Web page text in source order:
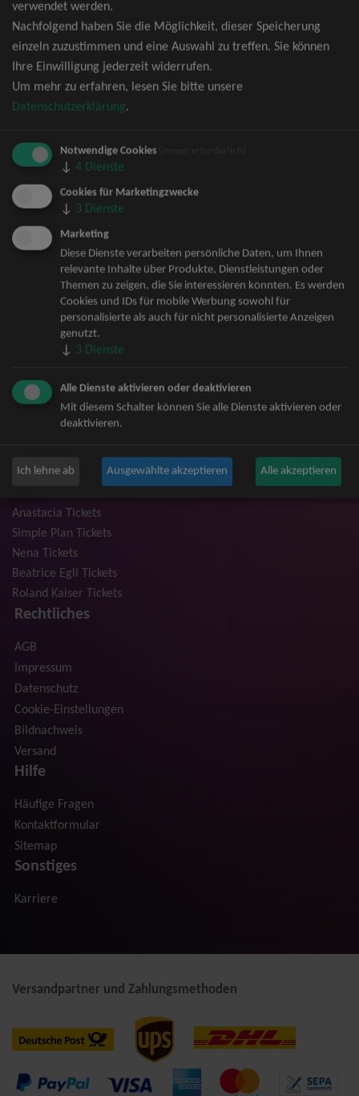
André Rieu Tickets
David Garrett Tickets
Andrea Berg Tickets
Backstreet Boys Tickets
Unheilig Tickets
Santiano Tickets
Bryan Adams Tickets
Andreas Gabalier Tickets
Die Fantastischen Vier Tickets
Herbert Grönemeyer Tickets
Deep Purple Tickets
Howard Carpendale Tickets
Jan Delay & Disko No.1 Tickets
Pur Tickets
Bob Dylan Tickets
Mark Forster Tickets
The Prodigy Tickets
Niedeckens BAP Tickets
Judas Priest Tickets
Trailerpark & Friends Tickets
Anastacia Tickets
Simple Plan Tickets
Nena Tickets
Beatrice Egli Tickets
Roland Kaiser Tickets
Rechtliches
AGB
Impressum
Datenschutz
Cookie-Einstellungen
Bildnachweis
Versand
Hilfe
Häufige Fragen
Kontaktformular
Sitemap
Sonstiges
Karriere
Versandpartner und Zahlungsmethoden
verwendet werden.
Nachfolgend haben Sie die Möglichkeit, dieser Speicherung
einzeln zuzustimmen und eine Auswahl zu treffen. Sie können
Ihre Einwilligung jederzeit widerrufen.
Um mehr zu erfahren, lesen Sie bitte unsere
Datenschutzerklärung.
Notwendige Cookies
↓ 4 Dienste
Cookies für Marketingzwecke
↓ 3 Dienste
Marketing
Diese Dienste verarbeiten persönliche Daten, um Ihnen
relevante Inhalte über Produkte, Dienstleistungen oder
Themen zu zeigen, die Sie interessieren könnten. Es werden
Cookies und IDs für mobile Werbung sowohl für
personalisierte als auch für nicht personalisierte Anzeigen
genutzt.
↓ 3 Dienste
Alle Dienste aktivieren oder deaktivieren
Mit diesem Schalter können Sie alle Dienste aktivieren oder
deaktivieren.
Ich lehne ab Ausgewählte akzeptieren Alle akzeptieren